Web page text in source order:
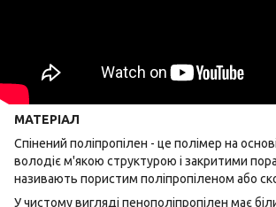
МАТЕРІАЛ
Спінений поліпропілен - це полімер на
володіє м'якою структурою і закритими
називають пористим поліпропіленом або
У чистому вигляді пенополіпропілен має